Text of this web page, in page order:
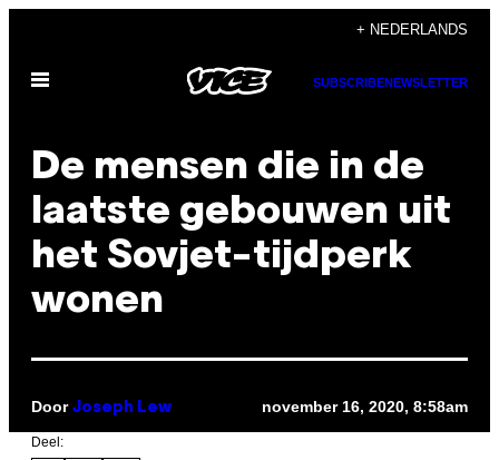
de
+ NEDERLANDS
Open
SUBSCRIBENEWSLETTER
De mensen die in de
laatste gebouwen uit
het Sovjet-tijdperk
wonen
Door Joseph Lew november 16, 2020, 8:58am
Deel: